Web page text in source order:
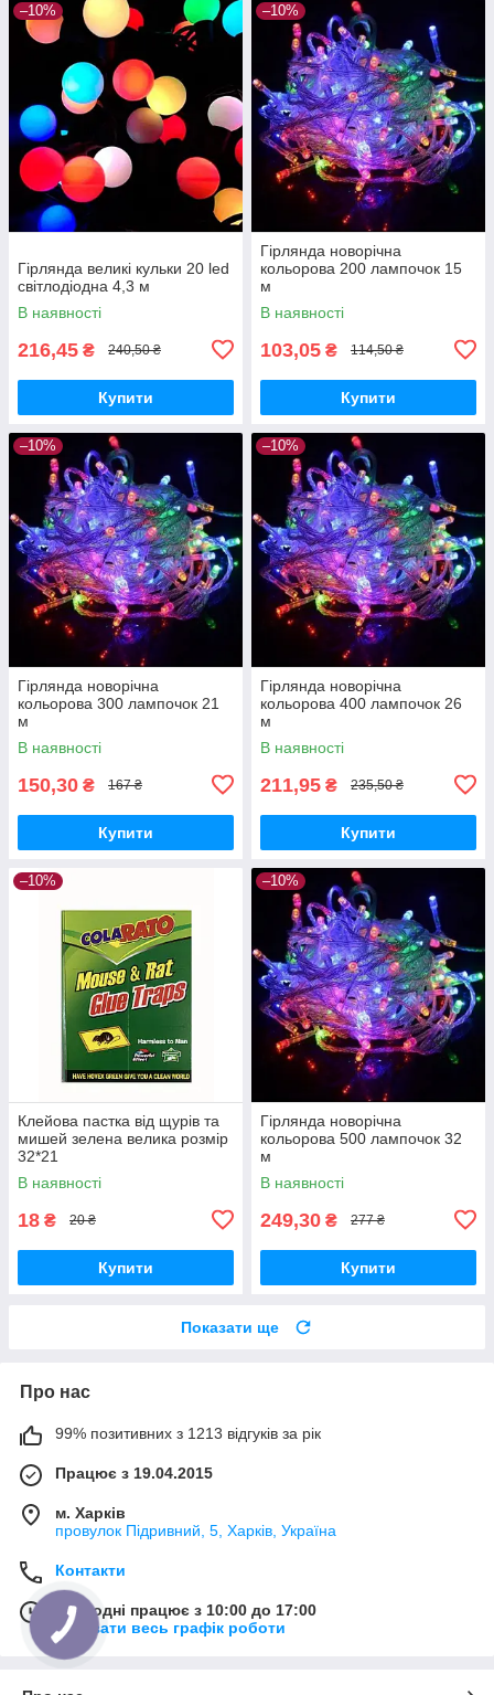
–10%
Гірлянда великі кульки 20 led
світлодіодна 4,3 м
В наявності
216,45 ₴ 240,50 ₴
Купити
–10%
Гірлянда новорічна
кольорова 200 лампочок 15
м
В наявності
103,05 ₴ 114,50 ₴
Купити
–10%
Гірлянда новорічна
кольорова 300 лампочок 21
м
В наявності
150,30 ₴ 167 ₴
Купити
–10%
Гірлянда новорічна
кольорова 400 лампочок 26
м
В наявності
211,95 ₴ 235,50 ₴
Купити
–10%
Клейова пастка від щурів та
мишей зелена велика розмір
32*21
В наявності
18 ₴ 20 ₴
Купити
–10%
Гірлянда новорічна
кольорова 500 лампочок 32
м
В наявності
249,30 ₴ 277 ₴
Купити
Показати ще
Про нас
99% позитивних з 1213 відгуків за рік
Працює з 19.04.2015
м. Харків
провулок Підривний, 5, Харків, Україна
Контакти
Сьогодні працює з 10:00 до 17:00
Показати весь графік роботи